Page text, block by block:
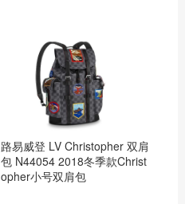
路易威登 LV Christopher 双肩
包 N44054 2018冬季款Christ
opher小号双肩包